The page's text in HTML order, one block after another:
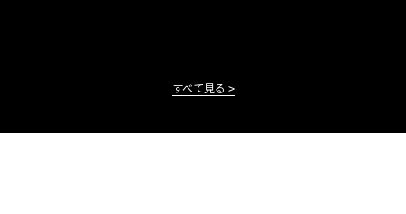
すべて見る